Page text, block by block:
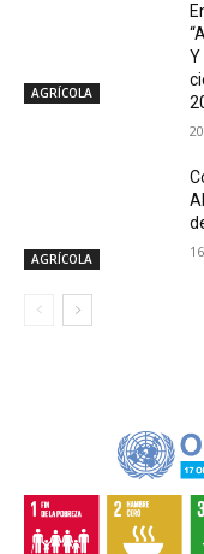
AGRÍCOLA
Y
AGRÍCOLA